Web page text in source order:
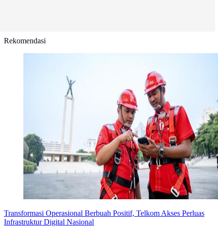
Rekomendasi
Transformasi Operasional Berbuah Positif, Telkom Akses Perluas
Infrastruktur Digital Nasional